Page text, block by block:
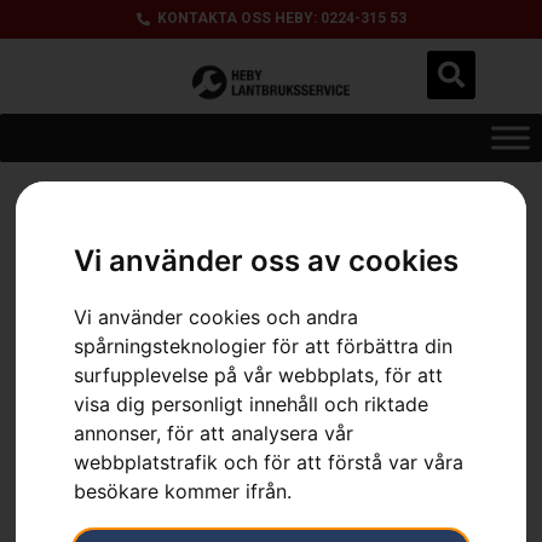
Vi använder oss av cookies
Vi använder cookies och andra
spårningsteknologier för att förbättra din
surfupplevelse på vår webbplats, för att
visa dig personligt innehåll och riktade
annonser, för att analysera vår
webbplatstrafik och för att förstå var våra
besökare kommer ifrån.
KONTAKTA OSS HEBY: 0224-315 53
Hem